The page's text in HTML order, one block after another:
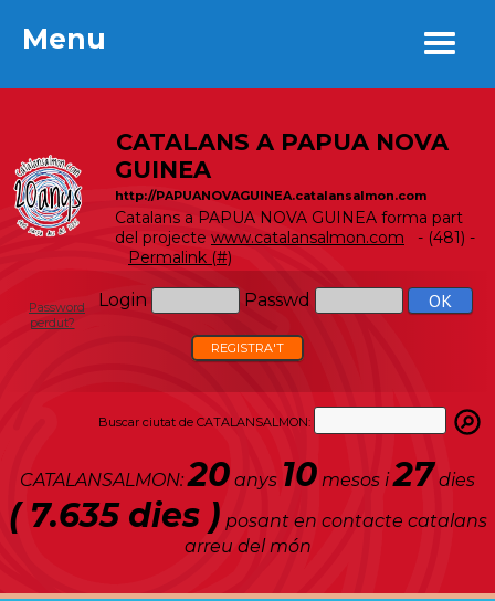
Menu
CATALANS A PAPUA NOVA
GUINEA
http://PAPUANOVAGUINEA.catalansalmon.com
Catalans a PAPUA NOVA GUINEA forma part
del projecte www.catalansalmon.com - (481) -
Permalink (#)
Login Passwd
Password
perdut?
REGISTRA'T
Buscar ciutat de CATALANSALMON:
CATALANSALMON:20 anys 10 mesos i27 dies
( 7.635 dies ) posant en contacte catalans
arreu del món
Menu